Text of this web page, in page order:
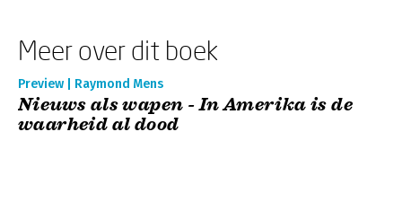
Meer over dit boek
Preview | Raymond Mens
Nieuws als wapen - In Amerika is de
waarheid al dood